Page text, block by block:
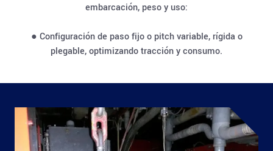
embarcación, peso y uso:
● Configuración de paso fijo o pitch variable, rígida o
plegable, optimizando tracción y consumo.